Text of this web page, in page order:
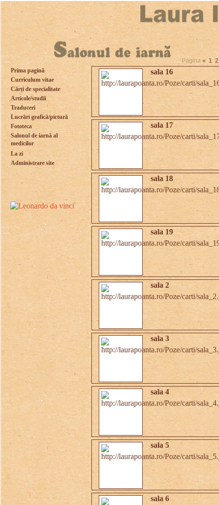
Prima pagină
Curriculum vitae
Cărți de specialitate
Articole/studii
Traduceri
Lucrări grafică/pictură
Fototeca
Salonul de iarnă al
medicilor
La zi
Administrare site
Pagina« 1 2
sala 16
sala 17
sala 18
sala 19
sala 2
sala 3
sala 4
sala 5
sala 6